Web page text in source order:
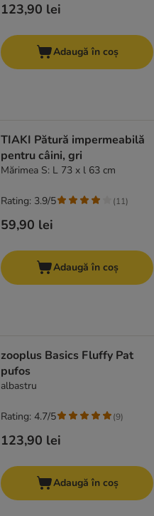
123,90 lei
Adaugă în coș
TIAKI Pătură impermeabilă
pentru câini, gri
Mărimea S: L 73 x l 63 cm
59,90 lei
Rating: 3.9/5 (11)
Adaugă în coș
zooplus Basics Fluffy Pat
pufos
albastru
123,90 lei
Rating: 4.7/5 (9)
Adaugă în coș